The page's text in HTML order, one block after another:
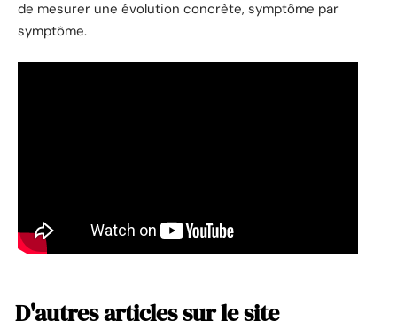
de mesurer une évolution concrète, symptôme par
symptôme.
D'autres articles sur le site